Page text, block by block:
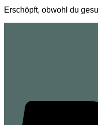
Erschöpft, obwohl du